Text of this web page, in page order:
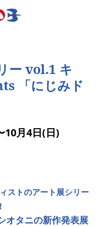
ー vol.1 キ
「にじみド
10月4日(日)
ストのアート展シリー
オタニの新作発表展